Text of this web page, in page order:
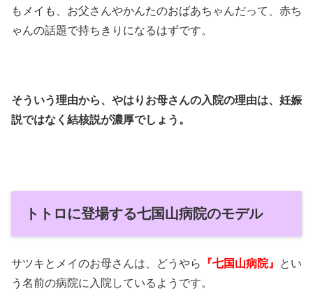
もメイも、お父さんやかんたのおばあちゃんだって、赤ち
ゃんの話題で持ちきりになるはずです。
そういう理由から、やはりお母さんの入院の理由は、妊娠
説ではなく結核説が濃厚でしょう。
トトロに登場する七国山病院のモデル
サツキとメイのお母さんは、どうやら 『七国山病院』
とい
う名前の病院に入院しているようです。